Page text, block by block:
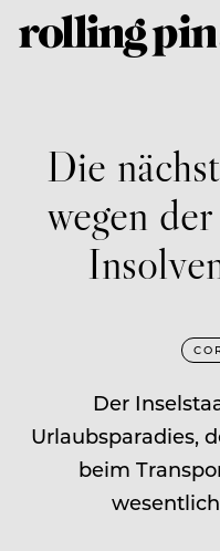
Die
wegen
Der
Urlaubsparadies,
beim